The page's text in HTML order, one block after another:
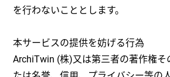
を行わないこととします。
本サービスの提供を妨げる行為
ArchiTwin (株)又は第三者の著作権そ